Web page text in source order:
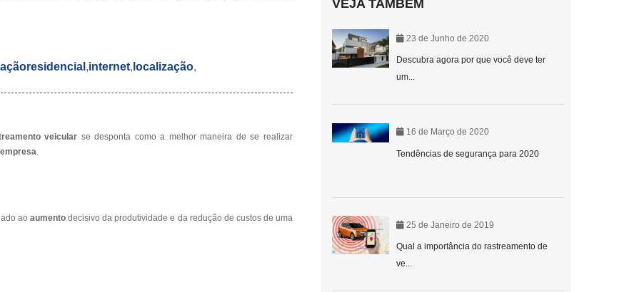
,internet, localização,
veicular se desponta como a melhor maneira de se realizar
empresa.
ao aumento decisivo da produtividade e da redução de custos de uma
VEJA TAMBÉM
23 de Junho de 2020
Descubra agora por que você deve ter
um...
16 de Março de 2020
Tendências de segurança para 2020
25 de Janeiro de 2019
Qual a importância do rastreamento de
ve...